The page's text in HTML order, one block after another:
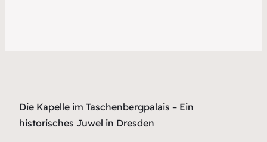
Die Kapelle im Taschenbergpalais – Ein
historisches Juwel in Dresden